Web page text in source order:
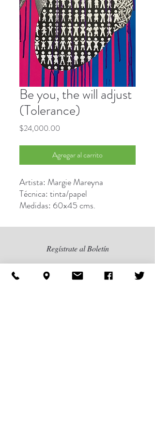
Be you, the will adjust
(Tolerance)
$24,000.00
Agregar al carrito
Artista: Margie Mareyna
Técnica: tinta/papel
Medidas: 60x45 cms.
Regístrate al Boletín